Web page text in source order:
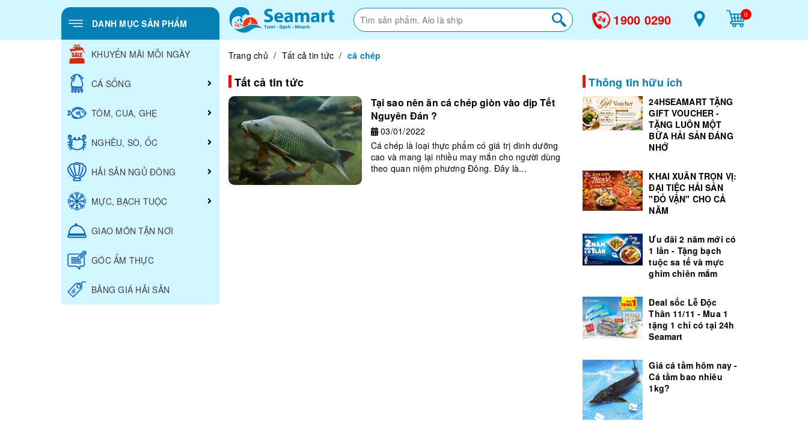
DANH MỤC SẢN PHẨM
KHUYẾN MÃI MỖI NGÀY
CÁ SỐNG
TÔM, CUA, GHẸ
NGHÊU, SÒ, ỐC
HẢI SẢN NGỦ ĐÔNG
MỰC, BẠCH TUỘC
GIAO MÓN TẬN NƠI
GÓC ẨM THỰC
BẢNG GIÁ HẢI SẢN
1900 0290 0
Trang chủ / Tất cả tin tức / cá chép
Tất cả tin tức
Tại sao nên ăn cá chép giòn vào dịp Tết
Nguyên Đán ?
03/01/2022
Cá chép là loại thực phẩm có giá trị dinh dưỡng
cao và mang lại nhiều may mắn cho người dùng
theo quan niệm phương Đông. Đây là...
Thông tin hữu ích
24HSEAMART TẶNG
GIFT VOUCHER -
TẶNG LUÔN MỘT
BỮA HẢI SẢN ĐÁNG
NHỚ
KHAI XUÂN TRỌN VỊ:
ĐẠI TIỆC HẢI SẢN
"ĐỎ VẬN" CHO CẢ
NĂM
Ưu đãi 2 năm mới có
1 lần - Tặng bạch
tuộc sa tế và mực
ghim chiên mắm
Deal sốc Lễ Độc
Thân 11/11 - Mua 1
tặng 1 chỉ có tại 24h
Seamart
Giá cá tầm hôm nay -
Cá tầm bao nhiêu
1kg?